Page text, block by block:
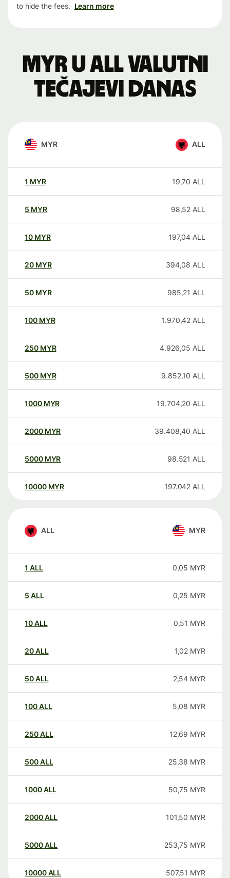
to hide the fees. Learn more
MYR u ALL valutni
tečajevi danas
MYR ALL
1 MYR 19,70 ALL
5 MYR 98,52 ALL
10 MYR 197,04 ALL
20 MYR 394,08 ALL
50 MYR 985,21 ALL
100 MYR 1.970,42 ALL
250 MYR 4.926,05 ALL
500 MYR 9.852,10 ALL
1000 MYR 19.704,20 ALL
2000 MYR 39.408,40 ALL
5000 MYR 98.521 ALL
10000 MYR 197.042 ALL
ALL MYR
1 ALL 0,05 MYR
5 ALL 0,25 MYR
10ALL 0,51 MYR
20ALL 1,02 MYR
50ALL 2,54 MYR
100ALL 5,08 MYR
250ALL 12,69 MYR
500ALL 25,38 MYR
1000ALL 50,75 MYR
2000ALL 101,50 MYR
5000ALL 253,75 MYR
10000 ALL 507,51 MYR